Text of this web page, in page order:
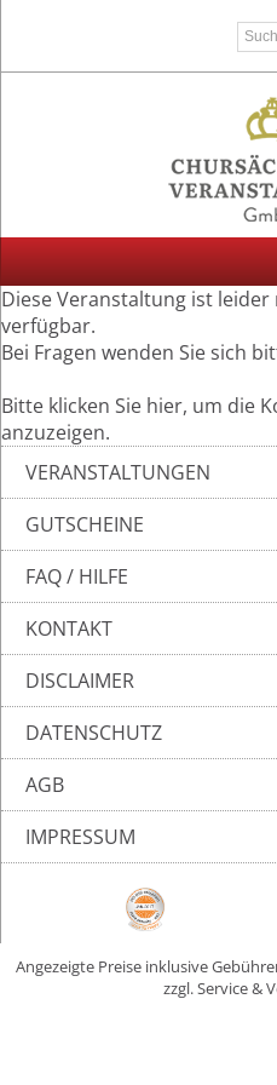
Diese Veranstaltung ist
verfügbar.
Bei Fragen wenden Sie sich
Bitte klicken Sie hier, um die
anzuzeigen.
VERANSTALTUNGEN
GUTSCHEINE
FAQ / HILFE
KONTAKT
DISCLAIMER
DATENSCHUTZ
AGB
IMPRESSUM
Angezeigte Preise inklusive
zzgl. Service &